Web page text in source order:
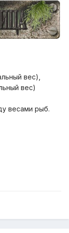
вес),
вес)
весами рыб.